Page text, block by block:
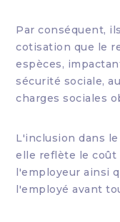
Par conséquent,
cotisation que le
espèces,
sécurité sociale,
charges sociales
L'inclusion dans
elle reflète le
l'employeur ainsi
l'employé avant